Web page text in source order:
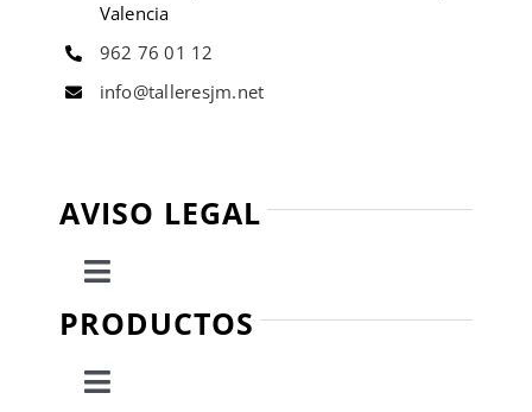
Valencia
962 76 01 12
info@talleresjm.net
AVISO LEGAL
Toggle
Política de privacidad
PRODUCTOS
Toggle